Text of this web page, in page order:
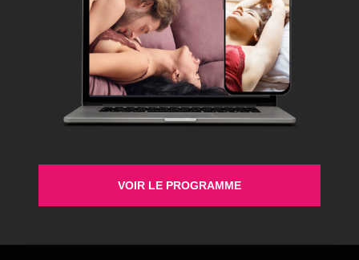
ça arrive aussi aux hommes. Généralement, ça arrive
quand on se dit que c’est une obligation, qu’il faut le
faire pour faire plaisir à l’autre, à son/sa partenaire. Pour
les hommes, parfois, ils le font parce qu’ils sont […]
Secret Therapy
désir, le lien et la relation.VOIR LE PROGRAMME